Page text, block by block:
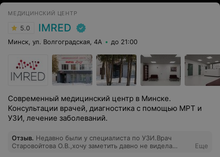
МЕДИЦИНСКИЙ ЦЕНТР
5.0 IMRED
Минск, ул. Волгоградская, 4А до 21:00
Современный медицинский центр в Минске.
Консультации врачей, диагностика с помощью МРТ и
УЗИ, лечение заболеваний.
Отзыв. Недавно были у специалиста по УЗИ.Врач
Старовойтова О.В.,хочу заметить давно не видела
Еще